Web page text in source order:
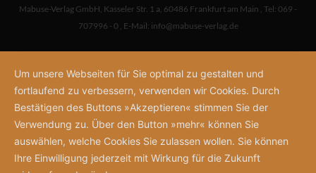
Mabuse-Verlag GmbH, Kasseler Str. 1 a, 60486 Frankfurt am Main , Tel: 069 -
707996 - 0 , E-Mail: info@mabuse-verlag.de
Um unsere Webseiten für Sie optimal zu gestalten und
fortlaufend zu verbessern, verwenden wir Cookies. Durch
Bestätigen des Buttons »Akzeptieren« stimmen Sie der
Verwendung zu. Über den Button »mehr« können Sie
auswählen, welche Cookies Sie zulassen wollen. Sie können
Ihre Einwilligung jederzeit mit Wirkung für die Zukunft